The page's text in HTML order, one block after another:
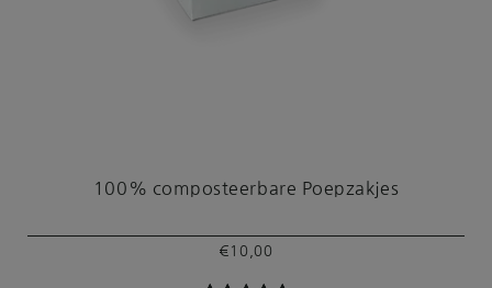
100% composteerbare Poepzakjes
€ 10,00